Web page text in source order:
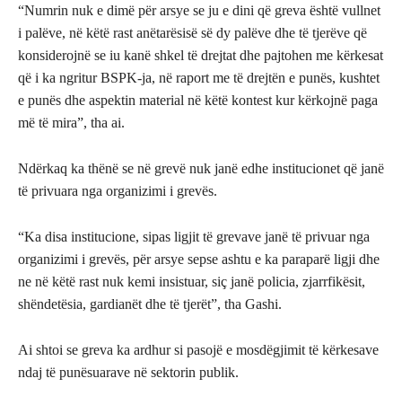
“Numrin nuk e dimë për arsye se ju e dini që greva është vullnet
i palëve, në këtë rast anëtarësisë së dy palëve dhe të tjerëve që
konsiderojnë se iu kanë shkel të drejtat dhe pajtohen me kërkesat
që i ka ngritur BSPK-ja, në raport me të drejtën e punës, kushtet
e punës dhe aspektin material në këtë kontest kur kërkojnë paga
më të mira”, tha ai.
Ndërkaq ka thënë se në grevë nuk janë edhe institucionet që janë
të privuara nga organizimi i grevës.
“Ka disa institucione, sipas ligjit të grevave janë të privuar nga
organizimi i grevës, për arsye sepse ashtu e ka paraparë ligji dhe
ne në këtë rast nuk kemi insistuar, siç janë policia, zjarrfikësit,
shëndetësia, gardianët dhe të tjerët”, tha Gashi.
Ai shtoi se greva ka ardhur si pasojë e mosdëgjimit të kërkesave
ndaj të punësuarave në sektorin publik.